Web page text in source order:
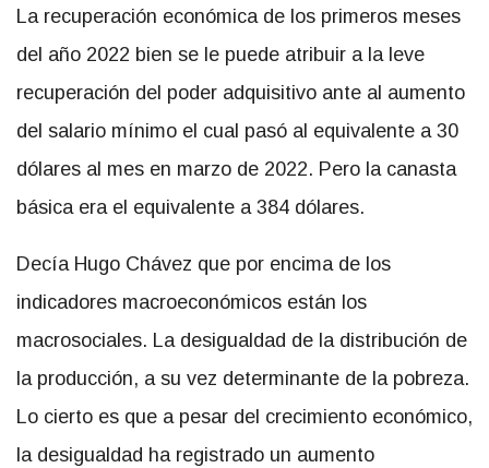
La recuperación económica de los primeros meses
del año 2022 bien se le puede atribuir a la leve
recuperación del poder adquisitivo ante al aumento
del salario mínimo el cual pasó al equivalente a 30
dólares al mes en marzo de 2022. Pero la canasta
básica era el equivalente a 384 dólares.
Decía Hugo Chávez que por encima de los
indicadores macroeconómicos están los
macrosociales. La desigualdad de la distribución de
la producción, a su vez determinante de la pobreza.
Lo cierto es que a pesar del crecimiento económico,
la desigualdad ha registrado un aumento